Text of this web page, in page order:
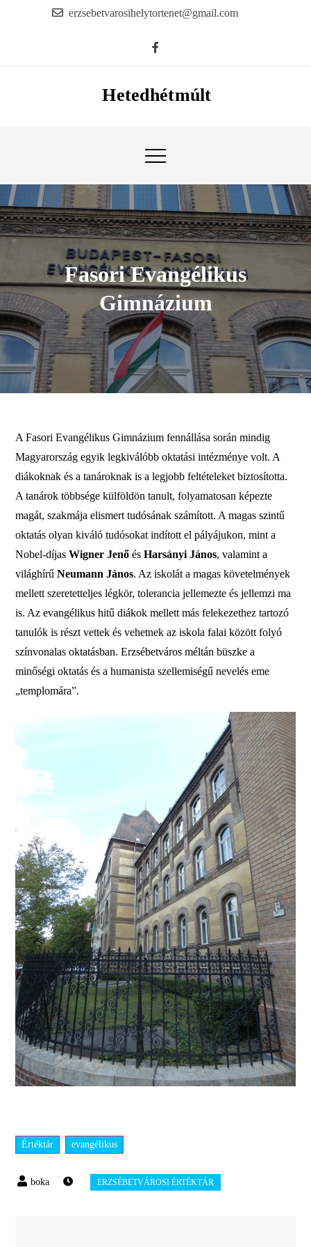
erzsebetvarosihelytortenet@gmail.com
Hetedhétmúlt
Fasori Evangélikus
Gimnázium
A Fasori Evangélikus Gimnázium fennállása során mindig
Magyarország egyik legkiválóbb oktatási intézménye volt. A
diákoknak és a tanároknak is a legjobb feltételeket biztosította.
A tanárok többsége külföldön tanult, folyamatosan képezte
magát, szakmája elismert tudósának számított. A magas szintű
oktatás olyan kiváló tudósokat indított el pályájukon, mint a
Nobel-díjasWigner Jenő ésHarsányi János, valamint a
világhírűNeumann János. Az iskolát a magas követelmények
mellett szeretetteljes légkör, tolerancia jellemezte és jellemzi ma
is. Az evangélikus hitű diákok mellett más felekezethez tartozó
tanulók is részt vettek és vehetnek az iskola falai között folyó
színvonalas oktatásban. Erzsébetváros méltán büszke a
minőségi oktatás és a humanista szellemiségű nevelés eme
„templomára”.
Értéktár evangélikus